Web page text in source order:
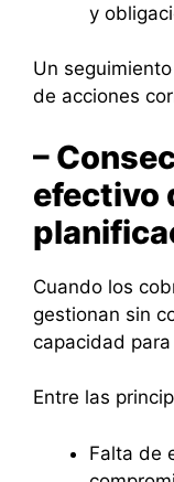
y
Un
de acciones
–
efectivo
Cuando los
gestionan sin
capacidad
Entre las
Falta de